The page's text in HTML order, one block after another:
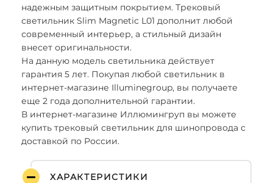
надежным защитным покрытием. Трековый
светильник Slim Magnetic L01 дополнит любой
современный интерьер, а стильный дизайн
внесет оригинальности.
На данную модель светильника действует
гарантия 5 лет. Покупая любой светильник в
интернет-магазине Illuminegroup, вы получаете
еще 2 года дополнительной гарантии.
В интернет-магазине Иллюмингруп вы можете
купить трековый светильник для шинопровода с
доставкой по России.
ХАРАКТЕРИСТИКИ